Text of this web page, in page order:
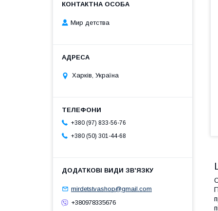
Мир детства
Харків, Україна
+380 (97) 833-56-76
+380 (50) 301-44-68
mirdetstvashop@gmail.com
+380978335676